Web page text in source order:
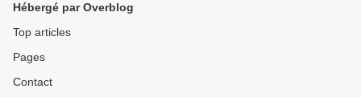
Hébergé par Overblog
Top articles
Pages
Contact